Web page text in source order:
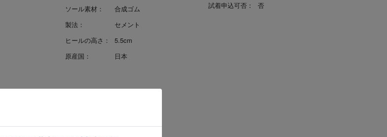
ソール素材：
合成ゴム
製法：
セメント
ヒールの高さ：
5.5cm
原産国：
日本
試着申込可否： 否